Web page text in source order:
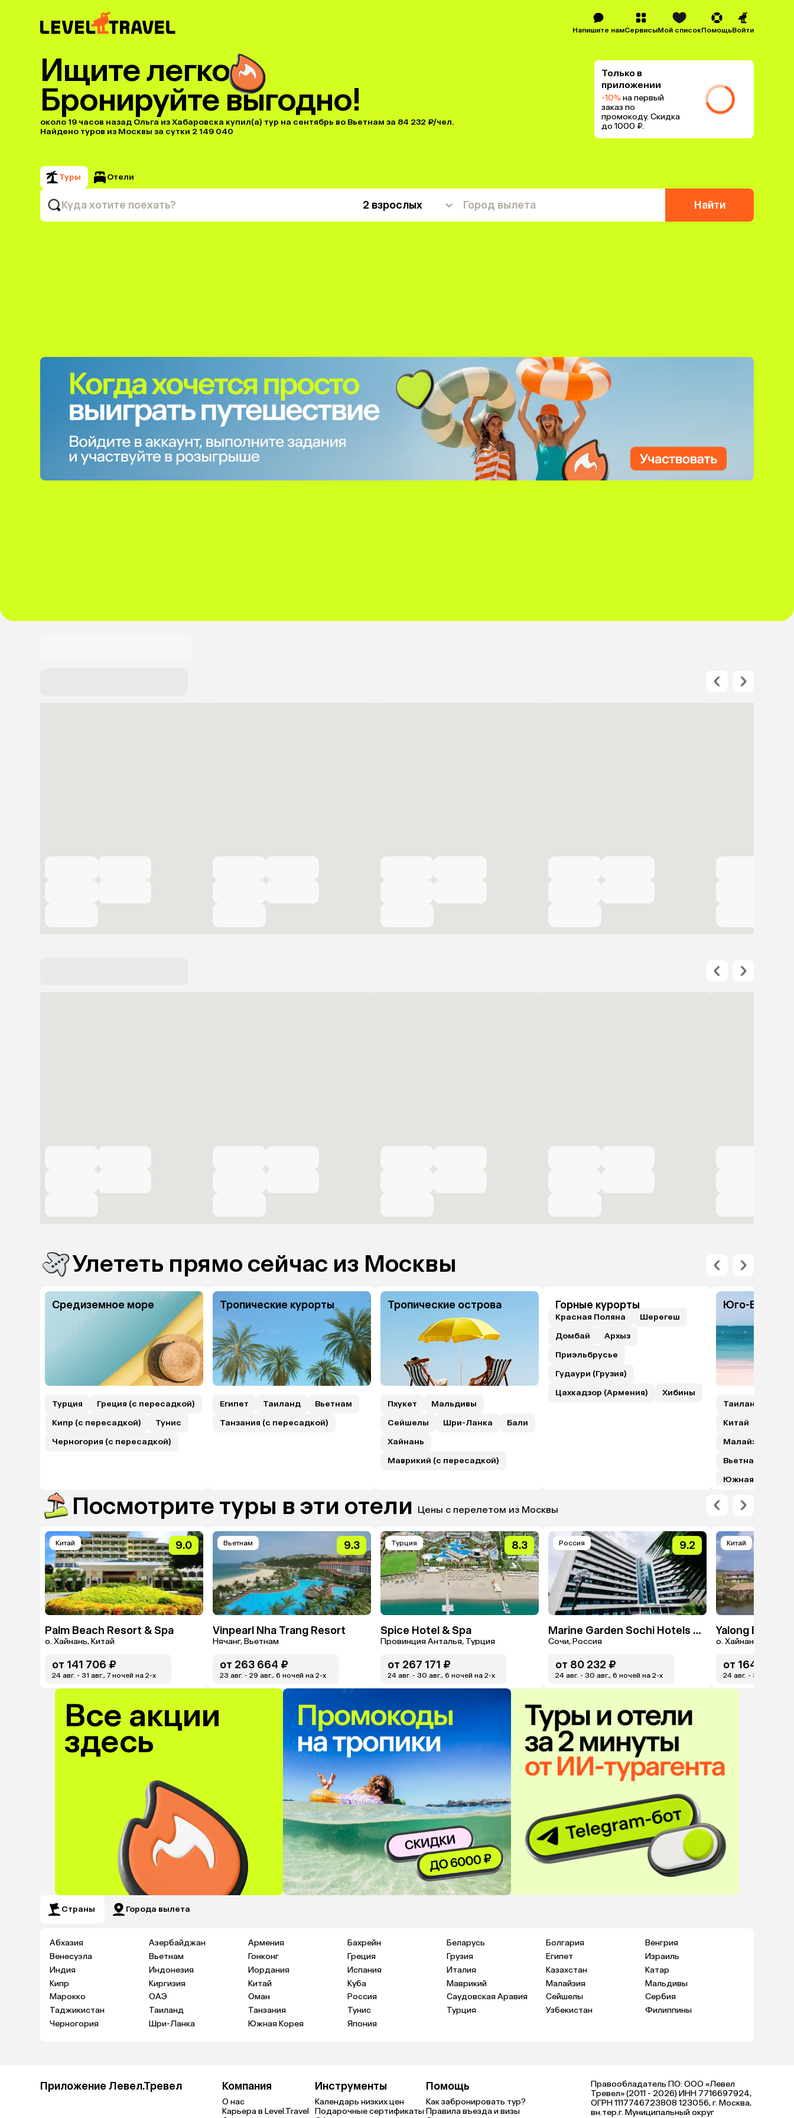
Напишите намСервисыМой списокПомощьВойти
Ищите легко
Бронируйте выгодно!
Только в
приложении
-10% на первый
заказ по
промокоду. Скидка
до 1000 ₽.
около 19 часов назад Ольга из Хабаровска купил(a) тур на сентябрь во Вьетнам за 84 232 ₽/чел.
Найдено туров из Москвы за сутки 2 149 040
Туры Отели
Куда хотите поехать? 2 взрослых Город вылета Найти
Улететь прямо сейчас из Москвы
Средиземное море
Турция
Греция (с пересадкой)
Кипр (с пересадкой)
Тунис
Черногория (с пересадкой)
Тропические курорты
Египет Таиланд
Вьетнам
Танзания (с пересадкой)
Тропические острова
Пхукет
Мальдивы
Сейшелы
Шри-Ланка
Бали
Хайнань
Маврикий (с пересадкой)
Горные курорты
Красная Поляна
Шерегеш
Домбай
Архыз
Приэльбрусье
Гудаури (Грузия)
Цахкадзор (Армения)
Хибины
Юго-
Таиланд
Китай
Малайзия (с
Вьетнам
Южная Корея
Посмотрите туры в эти отели Цены с перелетом из Москвы
Китай 9.0
Palm Beach Resort & Spa
о. Хайнань, Китай
от 141 706 ₽
24 авг. - 31 авг., 7 ночей на 2-x
Вьетнам 9.3
Vinpearl Nha Trang Resort
Нячанг, Вьетнам
от 263 664 ₽
23 авг. - 29 авг., 6 ночей на 2-x
Турция 8.3
Spice Hotel & Spa
Провинция Анталья, Турция
от 267 171 ₽
24 авг. - 30 авг., 6 ночей на 2-x
Россия 9.2
Marine Garden Sochi Hotels & Spa By ZONT Hotel Group
Сочи, Россия
от 80 232 ₽
24 авг. - 30 авг., 6 ночей на 2-x
Китай
Yalong Bay
о. Хайнань, Китай
от 164 612 ₽
24 авг. - 31 авг., 7
Все акции
здесь
Страны Города вылета
Абхазия Азербайджан Армения Бахрейн Беларусь Болгария
Венгрия
Венесуэла
Вьетнам Гонконг Греция Грузия Египет
Израиль
Индия
Индонезия Иордания Испания Италия Казахстан
Катар
Кипр
Киргизия Китай Куба Маврикий Малайзия
Мальдивы
Марокко
ОАЭ Оман Россия Саудовская Аравия Сейшелы
Сербия
Таджикистан
Таиланд Танзания Тунис Турция Узбекистан
Филиппины
Черногория
Шри-Ланка Южная Корея Япония
Приложение Левел.Тревел Компания
О нас
Карьера в Level.Travel
Инструменты
Календарь низких цен
Подарочные сертификаты
Помощь
Как забронировать тур?
Правила въезда и визы
Правообладатель ПО: ООО «Левел
Тревел» (2011 - 2026) ИНН 7716697924,
ОГРН 1117746723808 123056, г. Москва,
вн.тер.г. Муниципальный округ